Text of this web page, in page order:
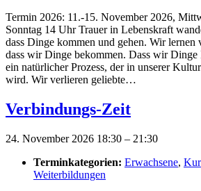
Termin 2026: 11.-15. November 2026,
Sonntag 14 Uhr Trauer in Lebenskraft
dass Dinge kommen und gehen. Wir
dass wir Dinge bekommen. Dass wir Dinge
ein natürlicher Prozess, der in unserer
wird. Wir verlieren geliebte…
Verbindungs-Zeit
24. November 2026 18:30 – 21:30
Terminkategorien: Erwachsene,
Weiterbildungen